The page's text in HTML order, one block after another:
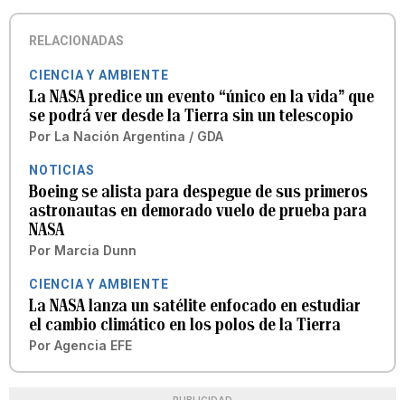
RELACIONADAS
CIENCIA Y AMBIENTE
La NASA predice un evento “único en la vida” que
se podrá ver desde la Tierra sin un telescopio
Por La Nación Argentina / GDA
NOTICIAS
Boeing se alista para despegue de sus primeros
astronautas en demorado vuelo de prueba para
NASA
Por Marcia Dunn
CIENCIA Y AMBIENTE
La NASA lanza un satélite enfocado en estudiar
el cambio climático en los polos de la Tierra
Por Agencia EFE